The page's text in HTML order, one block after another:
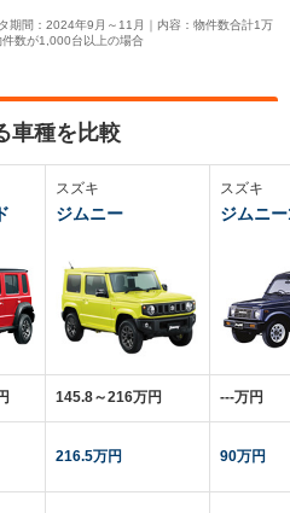
期間：2024年9月～11月｜内容：物件数合計1万
数が1,000台以上の場合
車種を比較
スズキ
ジムニー
145.8～216万円
216.5万円
スズキ
ジムニ
‐‐‐万円
90万円